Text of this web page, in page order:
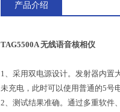
产品介绍
TAG5500A 无线语音核相仪
1、采用双电源设计。发射器内置
未充电，此时可以使用普通的5号
2、测试结果准确。通过多重软件